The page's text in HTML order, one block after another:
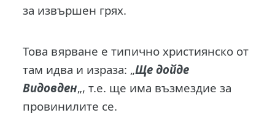
за извършен грях.
Това вярване е типично християнско от
там идва и израза: „Ще дойде
Видовден„, т.е. ще има възмездие за
провинилите се.